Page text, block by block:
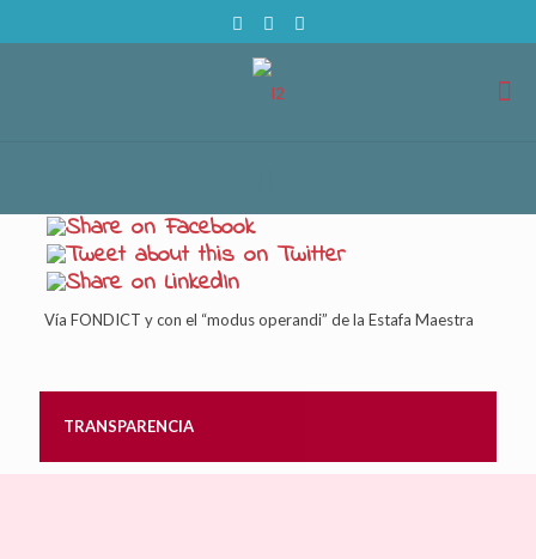
Vía FONDICT y con el “modus operandi” de la Estafa Maestra
TRANSPARENCIA